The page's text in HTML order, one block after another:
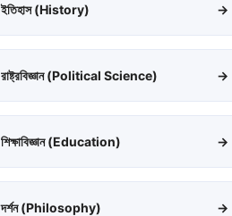
ইতিহাস (History) →
রাষ্ট্রবিজ্ঞান (Political Science) →
শিক্ষাবিজ্ঞান (Education) →
দর্শন (Philosophy) →